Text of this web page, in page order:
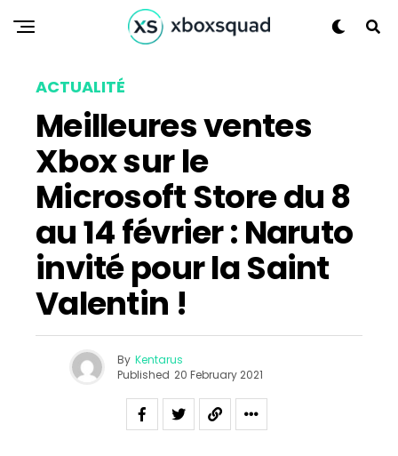
ACTUALITÉ
Meilleures ventes
Xbox sur le
Microsoft Store du 8
au 14 février : Naruto
invité pour la Saint
Valentin !
By Kentarus
Published 20 February 2021